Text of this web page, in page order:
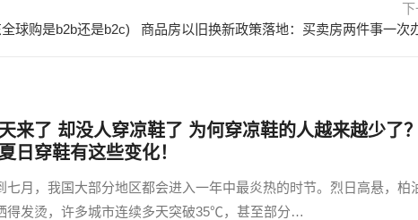
球购是b2b还是b2c)
来了 却没人穿凉鞋了 为何穿凉鞋的人越来越少了
日穿鞋有这些变化！
七月，我国大部分地区都会进入一年中最炎热的时节。烈日高悬，柏
得发烫，许多城市连续多天突破35℃，甚至部分…